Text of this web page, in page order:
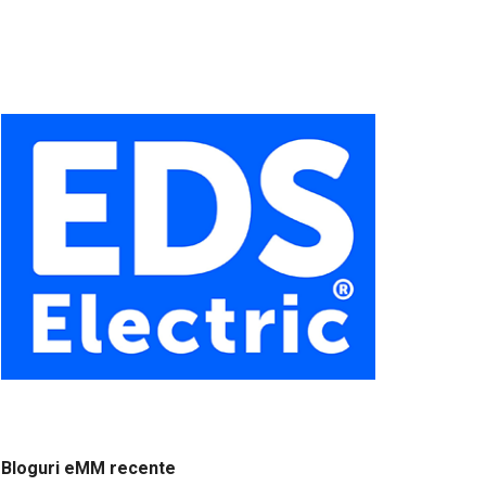
Bloguri eMM recente